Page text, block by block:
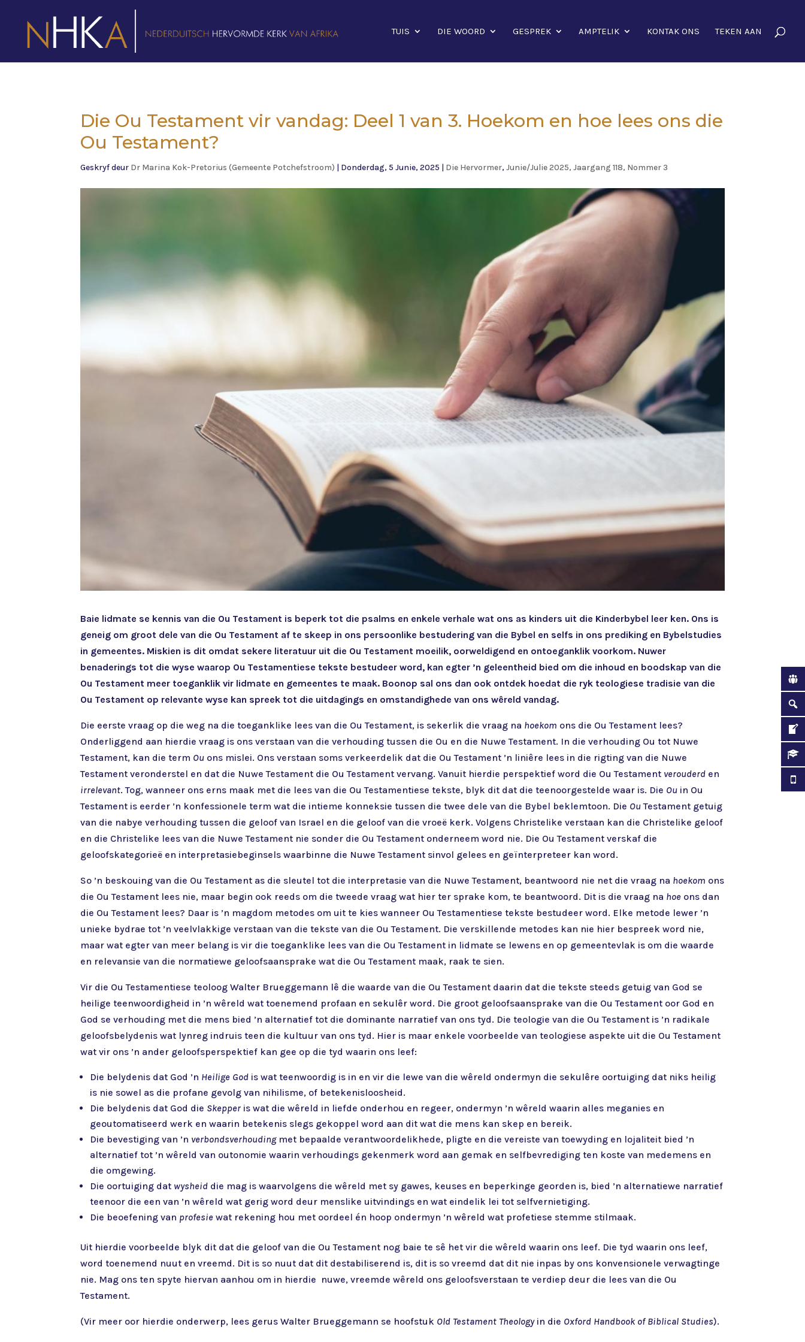
TUIS DIE WOORD GESPREK AMPTELIK KONTAK ONS TEKEN AAN
Die Ou Testament vir vandag: Deel 1 van 3. Hoekom en hoe lees ons die
Ou Testament?
Geskryf deur Dr Marina Kok-Pretorius (Gemeente Potchefstroom) | Donderdag, 5 Junie, 2025 | Die Hervormer,Junie/Julie 2025, Jaargang 118, Nommer 3
Baie lidmate se kennis van die Ou Testament is beperk tot die psalms en enkele verhale wat ons as kinders uit die Kinderbybel leer ken. Ons is
geneig om groot dele van die Ou Testament af te skeep in ons persoonlike bestudering van die Bybel en selfs in ons prediking en Bybelstudies
in gemeentes. Miskien is dit omdat sekere literatuur uit die Ou Testament moeilik, oorweldigend en ontoeganklik voorkom. Nuwer
benaderings tot die wyse waarop Ou Testamentiese tekste bestudeer word, kan egter ’n geleentheid bied om die inhoud en boodskap van die
Ou Testament meer toeganklik vir lidmate en gemeentes te maak. Boonop sal ons dan ook ontdek hoedat die ryk teologiese tradisie van die
Ou Testament op relevante wyse kan spreek tot die uitdagings en omstandighede van ons wêreld vandag.
Die eerste vraag op die weg na die toeganklike lees van die Ou Testament, is sekerlik die vraag na hoekom ons die Ou Testament lees?
Onderliggend aan hierdie vraag is ons verstaan van die verhouding tussen die Ou en die Nuwe Testament. In die verhouding Ou tot Nuwe
Testament, kan die term Ou ons mislei. Ons verstaan soms verkeerdelik dat die Ou Testament ’n liniêre lees in die rigting van die Nuwe
Testament veronderstel en dat die Nuwe Testament die Ou Testament vervang. Vanuit hierdie perspektief word die Ou Testament verouderd en
irrelevant. Tog, wanneer ons erns maak met die lees van die Ou Testamentiese tekste, blyk dit dat die teenoorgestelde waar is. Die Ou in Ou
Testament is eerder ’n konfessionele term wat die intieme konneksie tussen die twee dele van die Bybel beklemtoon. Die OuTestament getuig
van die nabye verhouding tussen die geloof van Israel en die geloof van die vroeë kerk. Volgens Christelike verstaan kan die Christelike geloof
en die Christelike lees van die Nuwe Testament nie sonder die Ou Testament onderneem word nie. Die Ou Testament verskaf die
geloofskategorieë en interpretasiebeginsels waarbinne die Nuwe Testament sinvol gelees en geïnterpreteer kan word.
So ’n beskouing van die Ou Testament as die sleutel tot die interpretasie van die Nuwe Testament, beantwoord nie net die vraag na hoekom ons
die Ou Testament lees nie, maar begin ook reeds om die tweede vraag wat hier ter sprake kom, te beantwoord. Dit is die vraag na hoe ons dan
die Ou Testament lees? Daar is ’n magdom metodes om uit te kies wanneer Ou Testamentiese tekste bestudeer word. Elke metode lewer ’n
unieke bydrae tot ’n veelvlakkige verstaan van die tekste van die Ou Testament. Die verskillende metodes kan nie hier bespreek word nie,
maar wat egter van meer belang is vir die toeganklike lees van die Ou Testament in lidmate se lewens en op gemeentevlak is om die waarde
en relevansie van die normatiewe geloofsaansprake wat die Ou Testament maak, raak te sien.
Vir die Ou Testamentiese teoloog Walter Brueggemann lê die waarde van die Ou Testament daarin dat die tekste steeds getuig van God se
heilige teenwoordigheid in ’n wêreld wat toenemend profaan en sekulêr word. Die groot geloofsaansprake van die Ou Testament oor God en
God se verhouding met die mens bied ’n alternatief tot die dominante narratief van ons tyd. Die teologie van die Ou Testament is ’n radikale
geloofsbelydenis wat lynreg indruis teen die kultuur van ons tyd. Hier is maar enkele voorbeelde van teologiese aspekte uit die Ou Testament
wat vir ons ’n ander geloofsperspektief kan gee op die tyd waarin ons leef:
Die belydenis dat God ’n Heilige God is wat teenwoordig is in en vir die lewe van die wêreld ondermyn die sekulêre oortuiging dat niks heilig
is nie sowel as die profane gevolg van nihilisme, of betekenisloosheid.
Die belydenis dat God die Skepper is wat die wêreld in liefde onderhou en regeer, ondermyn ’n wêreld waarin alles meganies en
geoutomatiseerd werk en waarin betekenis slegs gekoppel word aan dit wat die mens kan skep en bereik.
Die bevestiging van ’n verbondsverhoudingmet bepaalde verantwoordelikhede, pligte en die vereiste van toewyding en lojaliteit bied ’n
alternatief tot ’n wêreld van outonomie waarin verhoudings gekenmerk word aan gemak en selfbevrediging ten koste van medemens en
die omgewing.
Die oortuiging dat wysheid die mag is waarvolgens die wêreld met sy gawes, keuses en beperkinge georden is, bied ’n alternatiewe narratief
teenoor die een van ’n wêreld wat gerig word deur menslike uitvindings en wat eindelik lei tot selfvernietiging.
Die beoefening van profesie wat rekening hou met oordeel én hoop ondermyn ’n wêreld wat profetiese stemme stilmaak.
Uit hierdie voorbeelde blyk dit dat die geloof van die Ou Testament nog baie te sê het vir die wêreld waarin ons leef. Die tyd waarin ons leef,
word toenemend nuut en vreemd. Dit is so nuut dat dit destabiliserend is, dit is so vreemd dat dit nie inpas by ons konvensionele verwagtinge
nie. Mag ons ten spyte hiervan aanhou om in hierdie nuwe, vreemde wêreld ons geloofsverstaan te verdiep deur die lees van die Ou
Testament.
(Vir meer oor hierdie onderwerp, lees gerus Walter Brueggemann se hoofstuk Old Testament Theology in die Oxford Handbook of Biblical Studies).